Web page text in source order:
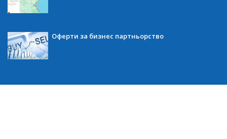
Оферти за бизнес партньорство